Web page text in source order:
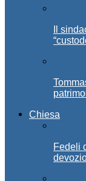
Il
Chiesa
Fedeli